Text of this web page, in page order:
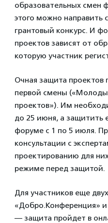
образовательных смен
этого можно направить
грантовый конкурс. И
проектов зависят от
которую участник
Очная защита проектов
первой смены
проектов»). Им
до 25 июня, а защитить
форуме с 1 по 5 июля.
консультации с
проектированию для
режиме перед защитой.
Для участников еще
«Добро.Конференция»
— защита пройдет в